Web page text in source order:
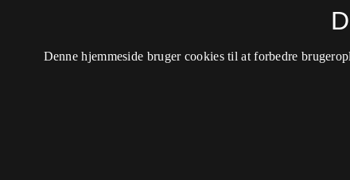
ISSN 2597-0666 (Online)
Denne hjemmeside bruger cookies til at forbedre